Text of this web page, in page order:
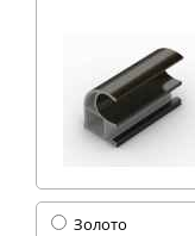
Золото